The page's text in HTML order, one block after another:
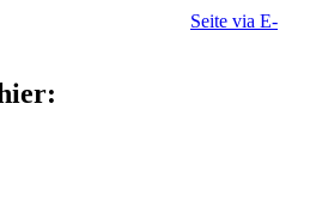
Seite via E-